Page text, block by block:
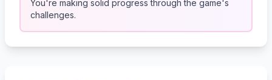
You're making solid progress through the game's
challenges.